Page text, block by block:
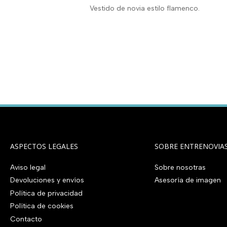
Vestido de novia estilo flamenco.
ASPECTOS LEGALES
Aviso legal
Devoluciones y envíos
Política de privacidad
Política de cookies
Contacto
SOBRE
Sobre nosotras
Asesoría de imagen